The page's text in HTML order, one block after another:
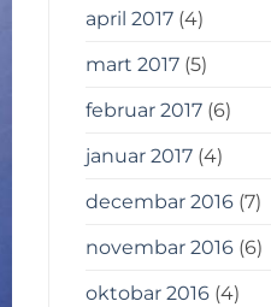
april 2017(4)
mart 2017(5)
februar 2017(6)
januar 2017(4)
decembar 2016(7)
novembar 2016(6)
oktobar 2016(4)